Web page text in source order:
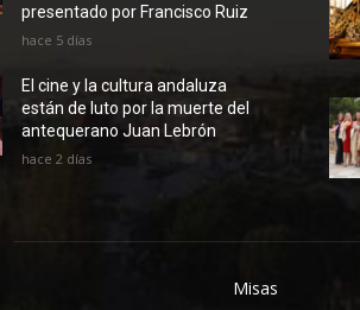
presentado por Francisco Ruiz
hace 5 días
El cine y la cultura andaluza
están de luto por la muerte del
antequerano Juan Lebrón
hace 2 días
Misas